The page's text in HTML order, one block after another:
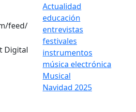
feed/
Actualidad
educación
entrevistas
festivales
instrumentos
música electrónica
Musical
Navidad 2025